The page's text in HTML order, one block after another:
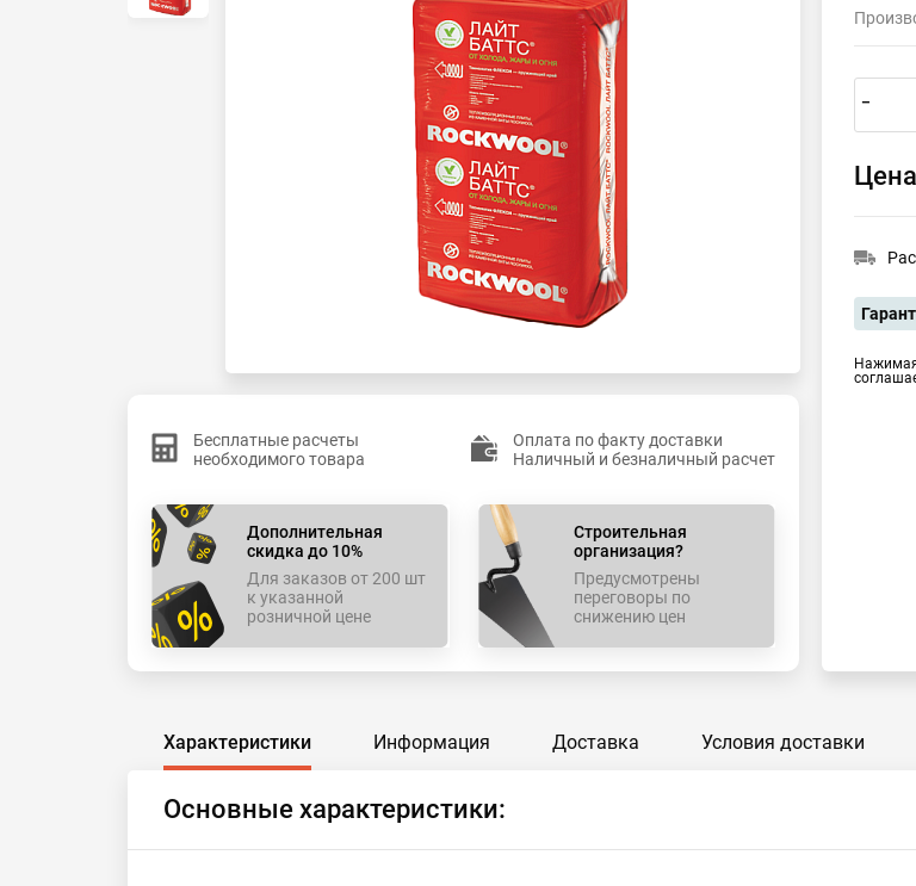
Бесплатные расчеты
необходимого товара
Оплата по факту доставки
Наличный и безналичный расчет
Дополнительная
скидка до 10%
Для заказов от 200 шт
к указанной
розничной цене
Строительная
организация?
Предусмотрены
переговоры по
снижению цен
–
Характеристики Информация Доставка Условия доставки
Основные характеристики: